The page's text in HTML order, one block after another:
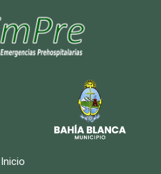
Inicio